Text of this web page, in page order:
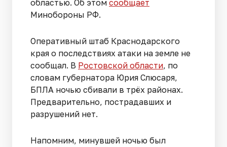
областью. Об этом сообщает
Минобороны РФ.
Оперативный штаб Краснодарского
края о последствиях атаки на земле не
сообщал. В Ростовской области, по
словам губернатора Юрия Слюсаря,
БПЛА ночью сбивали в трёх районах.
Предварительно, пострадавших и
разрушений нет.
Напомним, минувшей ночью был